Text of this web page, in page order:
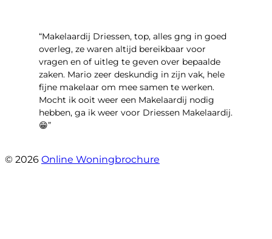
“Makelaardij Driessen, top, alles gng in goed
overleg, ze waren altijd bereikbaar voor
vragen en of uitleg te geven over bepaalde
zaken. Mario zeer deskundig in zijn vak, hele
fijne makelaar om mee samen te werken.
Mocht ik ooit weer een Makelaardij nodig
hebben, ga ik weer voor Driessen Makelaardij.
😁”
© 2026 Online Woningbrochure